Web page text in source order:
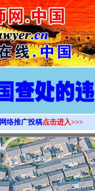
>
网络推广投稿点击进入>>>